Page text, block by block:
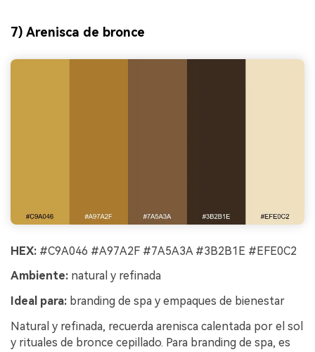
7) Arenisca de bronce
HEX: #C9A046 #A97A2F #7A5A3A #3B2B1E #EFE0C2
Ambiente: natural y refinada
Ideal para: branding de spa y empaques de bienestar
Natural y refinada, recuerda arenisca calentada por el sol
y rituales de bronce cepillado. Para branding de spa, es